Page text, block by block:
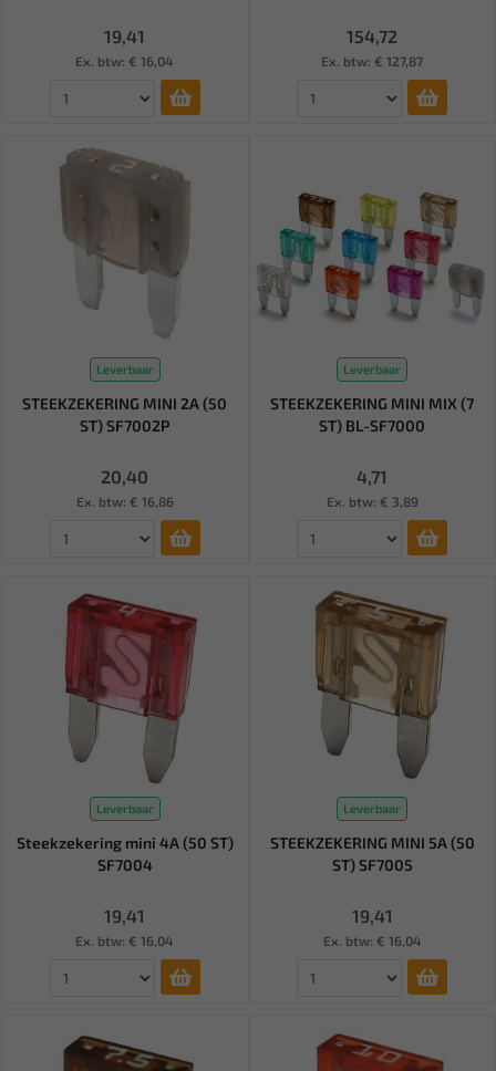
19,41
Ex. btw: € 16,04
154,72
Ex. btw: € 127,87
Leverbaar
STEEKZEKERING MINI 2A (50
ST) SF7002P
20,40
Ex. btw: € 16,86
Leverbaar
STEEKZEKERING MINI MIX (7
ST) BL-SF7000
4,71
Ex. btw: € 3,89
Leverbaar
Steekzekering mini 4A (50 ST)
SF7004
19,41
Ex. btw: € 16,04
Leverbaar
STEEKZEKERING MINI 5A (50
ST) SF7005
19,41
Ex. btw: € 16,04